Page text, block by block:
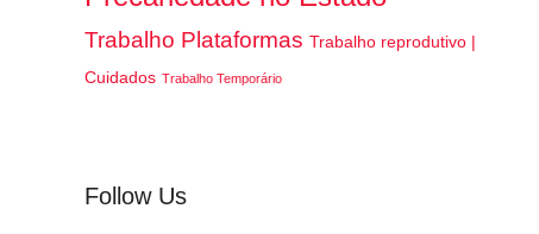
Trabalho Plataformas Trabalho reprodutivo |
Cuidados Trabalho Temporário
Follow Us